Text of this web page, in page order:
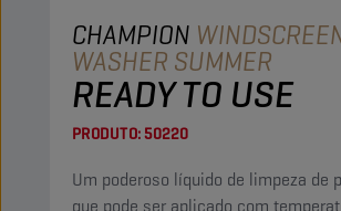
CHAMPION
WASHER SUMMER
READY TO USE
PRODUTO:50220
Um poderoso líquido de limpeza de
que pode ser aplicado com